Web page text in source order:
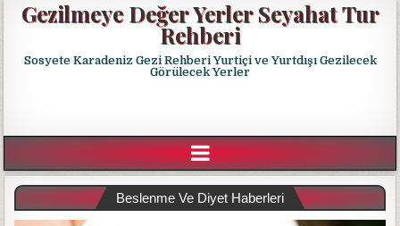
Gezilmeye Değer Yerler Seyahat Tur
Rehberi
Sosyete Karadeniz Gezi Rehberi Yurtiçi ve Yurtdışı Gezilecek
Görülecek Yerler
Beslenme Ve Diyet Haberleri